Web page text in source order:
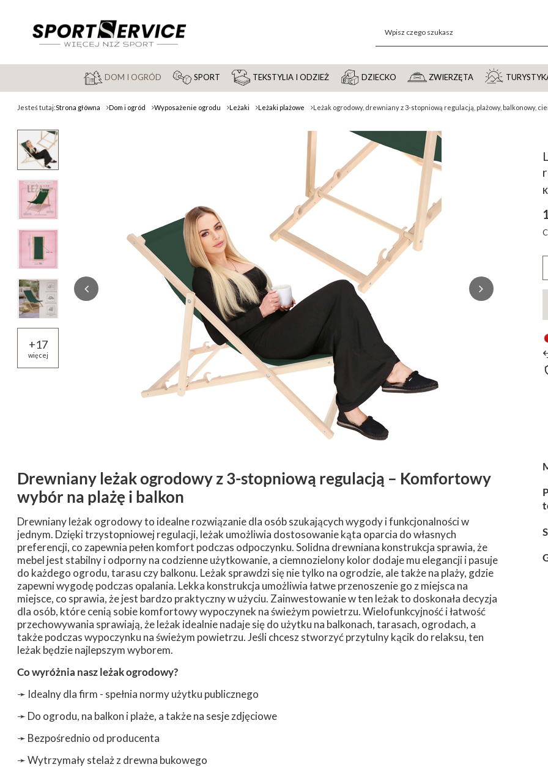
DOM I OGRÓD SPORT TEKSTYLIA I ODZIEŻ DZIECKO ZWIERZĘTA
Jesteś tutaj:Strona główna Dom i ogród Wyposażenie ogrodu Leżaki Leżaki plażowe Leżak ogrodowy, drewniany z 3-stopniową regulacją, plażowy, balkonowy,
+17
więcej
Drewniany leżak ogrodowy z 3-stopniową regulacją – Komfortowy
wybór na plażę i balkon
Drewniany leżak ogrodowy to idealne rozwiązanie dla osób szukających wygody i funkcjonalności w
jednym. Dzięki trzystopniowej regulacji, leżak umożliwia dostosowanie kąta oparcia do własnych
preferencji, co zapewnia pełen komfort podczas odpoczynku. Solidna drewniana konstrukcja sprawia, że
mebel jest stabilny i odporny na codzienne użytkowanie, a ciemnozielony kolor dodaje mu elegancji i pasuje
do każdego ogrodu, tarasu czy balkonu. Leżak sprawdzi się nie tylko na ogrodzie, ale także na plaży, gdzie
zapewni wygodę podczas opalania. Lekka konstrukcja umożliwia łatwe przenoszenie go z miejsca na
miejsce, co sprawia, że jest bardzo praktyczny w użyciu. Zainwestowanie w ten leżak to doskonała decyzja
dla osób, które cenią sobie komfortowy wypoczynek na świeżym powietrzu. Wielofunkcyjność i łatwość
przechowywania sprawiają, że leżak idealnie nadaje się do użytku na balkonach, tarasach, ogrodach, a
także podczas wypoczynku na świeżym powietrzu. Jeśli chcesz stworzyć przytulny kącik do relaksu, ten
leżak będzie najlepszym wyborem.
Co wyróżnia nasz leżak ogrodowy?
➛ Idealny dla firm - spełnia normy użytku publicznego
➛ Do ogrodu, na balkon i plaże, a także na sesje zdjęciowe
➛ Bezpośrednio od producenta
➛Wytrzymały stelaż z drewna bukowego